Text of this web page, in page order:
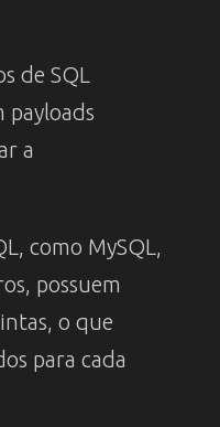
de SQL
payloads
a
como MySQL,
possuem
o que
para cada